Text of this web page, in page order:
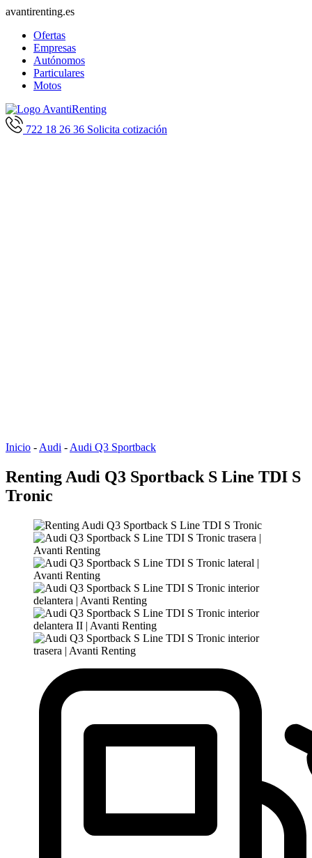
avantirenting.es
Ofertas
Empresas
Autónomos
Particulares
Motos
722 18 26 36 Solicita cotización
Inicio - Audi - Audi Q3 Sportback
Renting Audi Q3 Sportback S Line TDI S
Tronic